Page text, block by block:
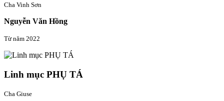
Cha Vinh Sơn
Nguyễn Văn Hồng
Từ năm 2022
Linh mục PHỤ TÁ
Cha Giuse